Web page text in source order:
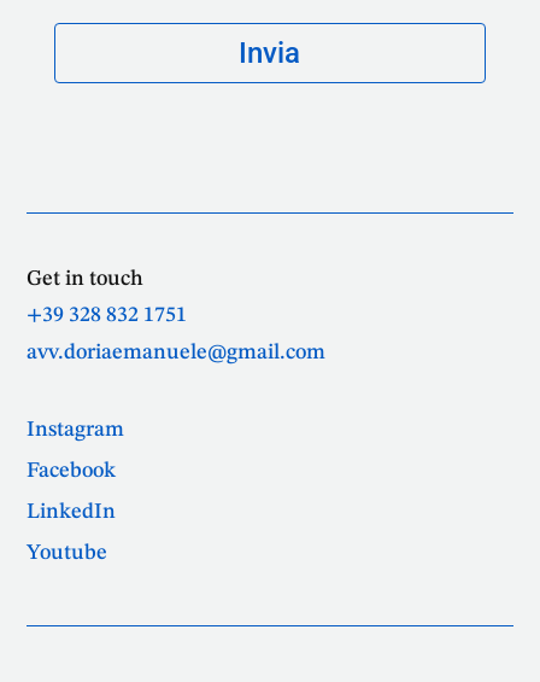
Get in touch
+39 328 832 1751
avv.doriaemanuele@gmail.com
Instagram
Facebook
LinkedIn
Youtube